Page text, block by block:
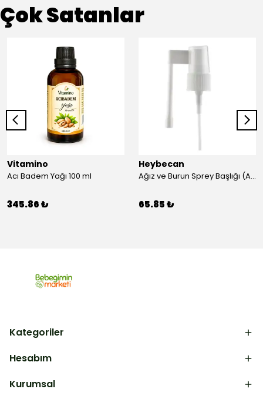
Çok Satanlar
Vitamino
Acı Badem Yağı 100 ml
345.86 ₺
Heybecan
Ağız ve Burun Sprey Başlığı (Aparat)
65.85 ₺
Kategoriler
Hesabım
Kurumsal